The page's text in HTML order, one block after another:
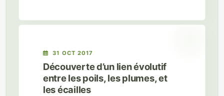
31 OCT 2017
Découverte d’un lien évolutif
entre les poils, les plumes, et
les écailles